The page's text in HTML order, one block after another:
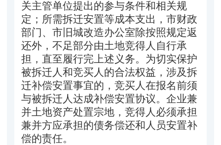
关主管单位提出的参与条件和相关规
定 ；所需拆迁安置等成本支出，市财政
部门、市旧城改造办公室除按照规定返
还外，不足部分由土地竞得人自行承
担，直至履行完上述义务。为切实保护
被拆迁人和竞买人的合法权益，涉及拆
迁补偿安置事宜的，竞买人在报名前须
与被拆迁人达成补偿安置协议。企业兼
并土地资产处置宗地，竞得人必须承担
兼并方应承担的债务偿还和人员安置补
偿的责任。